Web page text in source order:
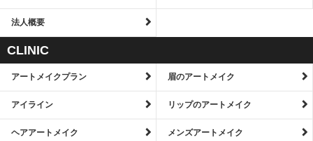
法人概要
CLINIC
アートメイクプラン 眉のアートメイク
アイライン リップのアートメイク
ヘアアートメイク メンズアートメイク